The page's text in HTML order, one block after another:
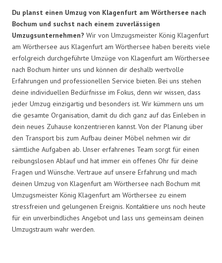
Du planst einen Umzug von Klagenfurt am Wörthersee nach
Bochum und suchst nach einem zuverlässigen
Umzugsunternehmen? Wir von Umzugsmeister König Klagenfurt
am Wörthersee aus Klagenfurt am Wörthersee haben bereits viele
erfolgreich durchgeführte Umzüge von Klagenfurt am Wörthersee
nach Bochum hinter uns und können dir deshalb wertvolle
Erfahrungen und professionellen Service bieten. Bei uns stehen
deine individuellen Bedürfnisse im Fokus, denn wir wissen, dass
jeder Umzug einzigartig und besonders ist. Wir kümmern uns um
die gesamte Organisation, damit du dich ganz auf das Einleben in
dein neues Zuhause konzentrieren kannst. Von der Planung über
den Transport bis zum Aufbau deiner Möbel nehmen wir dir
sämtliche Aufgaben ab. Unser erfahrenes Team sorgt für einen
reibungslosen Ablauf und hat immer ein offenes Ohr für deine
Fragen und Wünsche. Vertraue auf unsere Erfahrung und mach
deinen Umzug von Klagenfurt am Wörthersee nach Bochum mit
Umzugsmeister König Klagenfurt am Wörthersee zu einem
stressfreien und gelungenen Ereignis. Kontaktiere uns noch heute
für ein unverbindliches Angebot und lass uns gemeinsam deinen
Umzugstraum wahr werden.